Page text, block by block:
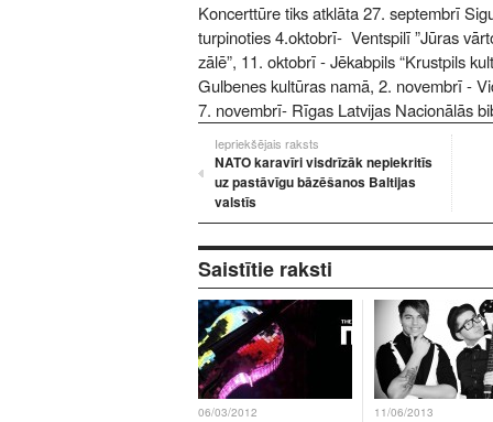
Koncerttūre tiks atklāta 27. septembrī
turpinoties 4.oktobrī- Ventspilī ”Jūras
zālē”, 11. oktobrī - Jēkabpils “Krustpils
Gulbenes kultūras namā, 2. novembrī -
7. novembrī- Rīgas Latvijas Nacionālās
Iepriekšējais raksts
NATO karavīri visdrīzāk nepiekritīs
uz pastāvīgu bāzēšanos Baltijas
valstīs
Saistītie raksti
06/03/2012 11/06/2013